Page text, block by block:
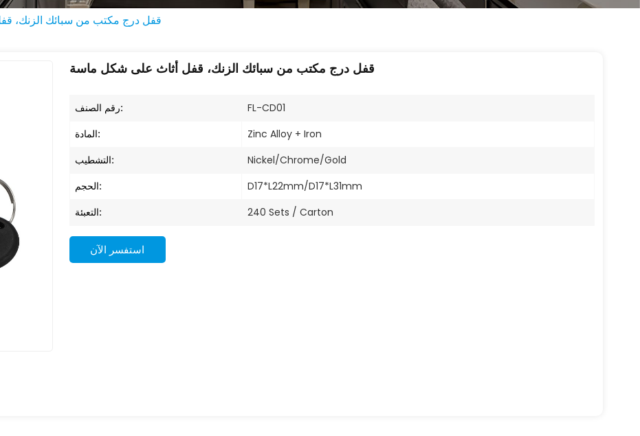
قفل درج مكتب من سبائك الزنك،
قفل درج مكتب من سبائك الزنك، قفل أثاث على شكل ماسة
رقم الصنف: FL-CD01
المادة: Zinc Alloy + Iron
التشطيب: Nickel/Chrome/Gold
الحجم: D17*L22mm/D17*L31mm
التعبئة: 240 Sets / Carton
استفسر الآن